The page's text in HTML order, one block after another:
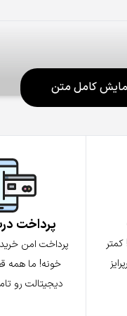
کامل متن
پرداخت
پرداخت امن
خونه! ما همه
دیجیتالت رو